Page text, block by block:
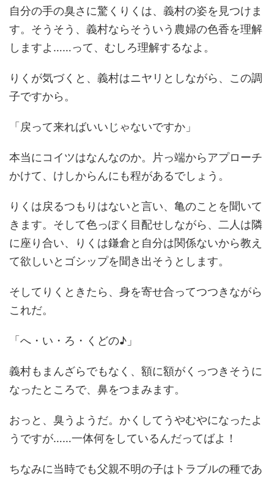
自分の手の臭さに驚くりくは、義村の姿を見つけま
す。そうそう、義村ならそういう農婦の色香を理解
しますよ……って、むしろ理解するなよ。
りくが気づくと、義村はニヤリとしながら、この調
子ですから。
「戻って来ればいいじゃないですか」
本当にコイツはなんなのか。片っ端からアプローチ
かけて、けしからんにも程があるでしょう。
りくは戻るつもりはないと言い、亀のことを聞いて
きます。そして色っぽく目配せしながら、二人は隣
に座り合い、りくは鎌倉と自分は関係ないから教え
て欲しいとゴシップを聞き出そうとします。
そしてりくときたら、身を寄せ合ってつつきながら
これだ。
「へ・い・ろ・くどの♪」
義村もまんざらでもなく、額に額がくっつきそうに
なったところで、鼻をつまみます。
おっと、臭うようだ。かくしてうやむやになったよ
うですが……一体何をしているんだってばよ！
ちなみに当時でも父親不明の子はトラブルの種であ